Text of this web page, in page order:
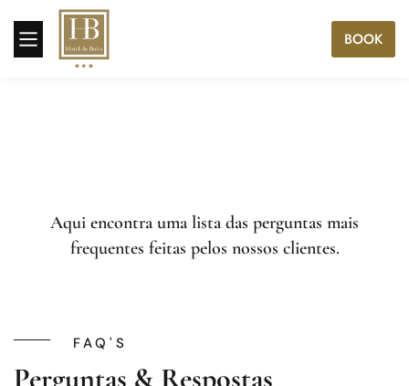
BOOK
Aqui encontra uma lista das perguntas mais
frequentes feitas pelos nossos clientes.
FAQ'S
Perguntas & Respostas